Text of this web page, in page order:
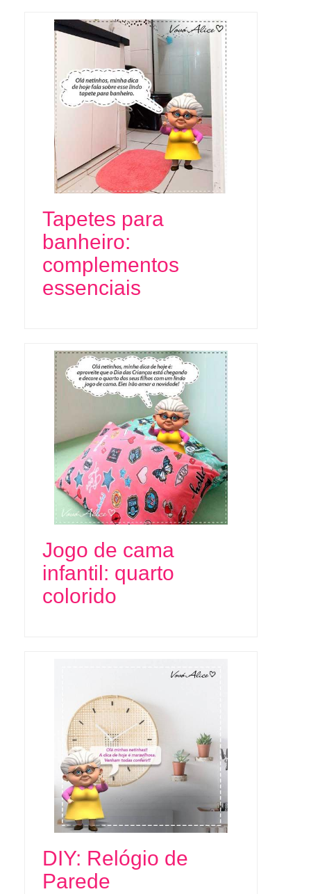
Tapetes para
banheiro:
complementos
essenciais
Jogo de cama
infantil: quarto
colorido
DIY: Relógio de
Parede